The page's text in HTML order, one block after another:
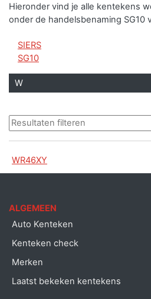
Hieronder vind je alle kentekens
onder de handelsbenaming SG10
SIERS
SG10
W
WR46XY
ALGEMEEN
Auto Kenteken
Kenteken check
Merken
Laatst bekeken kentekens